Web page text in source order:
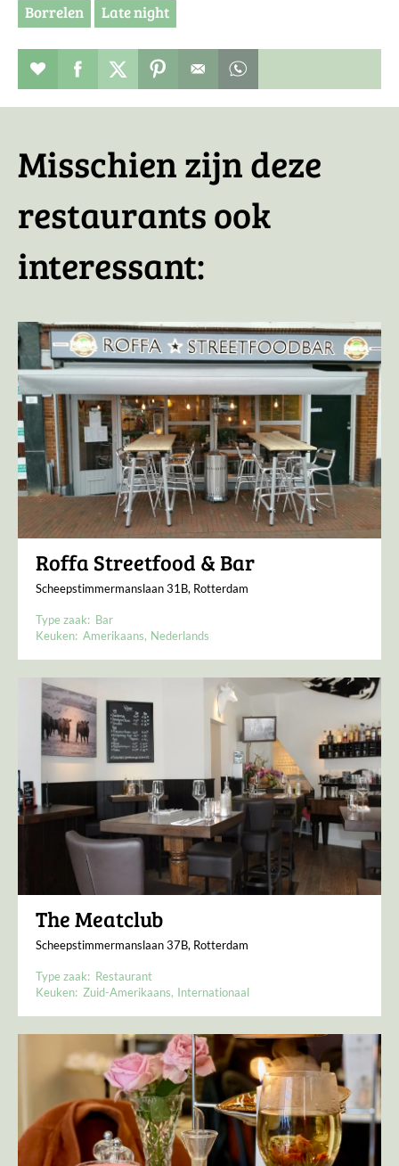
Borrelen Late night
Restaurant toevoegen aan favorieten
Deel dit op facebook
Deel dit op twitter
Deel dit op pinterest
Misschien zijn deze
restaurants ook
interessant:
Roffa Streetfood & Bar
Scheepstimmermanslaan 31B, Rotterdam
Type zaak: Bar
Keuken: Amerikaans Nederlands
The Meatclub
Scheepstimmermanslaan 37B, Rotterdam
Type zaak: Restaurant
Keuken: Zuid-Amerikaans Internationaal